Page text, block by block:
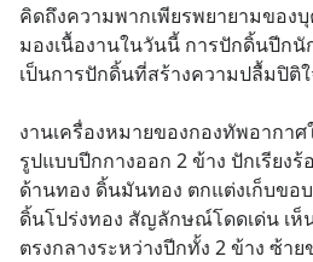
คิดถึงความพากเพียรพยายามของ
มองเนื้องานในวันนี้ การปักดิ้นปีก
เป็นการปักดิ้นที่สร้างความปลื้มปิติใ
งานเครื่องหมายของกองทัพอากา
รูปแบบปีกกางออก 2 ข้าง ปักเรียง
ด้านทอง ดิ้นมันทอง ตกแต่งเก็บขอ
ดิ้นโปร่งทอง สัญลักษณ์โดดเด่น เห็
ตรงกลางระหว่างปีกทั้ง 2 ข้าง ซ้า